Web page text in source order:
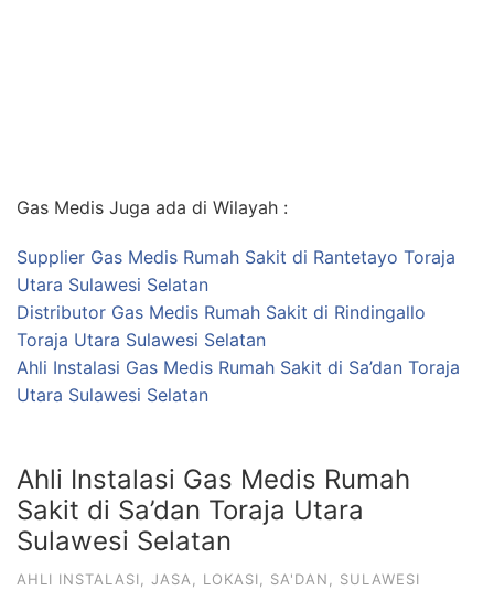
Gas Medis Juga ada di Wilayah :
Supplier Gas Medis Rumah Sakit di Rantetayo Toraja
Utara Sulawesi Selatan
Distributor Gas Medis Rumah Sakit di Rindingallo
Toraja Utara Sulawesi Selatan
Ahli Instalasi Gas Medis Rumah Sakit di Sa’dan Toraja
Utara Sulawesi Selatan
Ahli Instalasi Gas Medis Rumah
Sakit di Sa’dan Toraja Utara
Sulawesi Selatan
AHLI INSTALASI JASA LOKASI SA'DAN
SULAWESI